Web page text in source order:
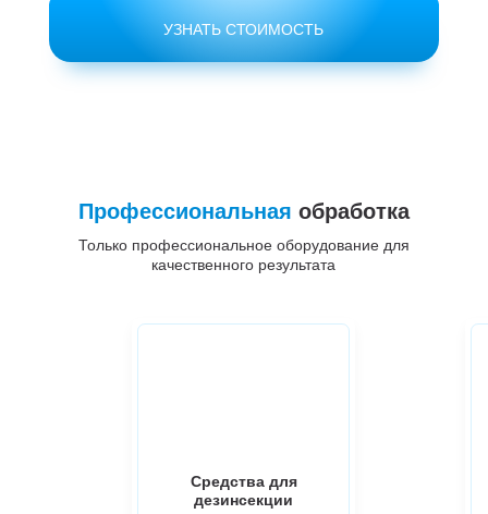
УЗНАТЬ СТОИМОСТЬ
Профессиональная обработка
Только профессиональное оборудование для
качественного результата
Средства для
дезинсекции